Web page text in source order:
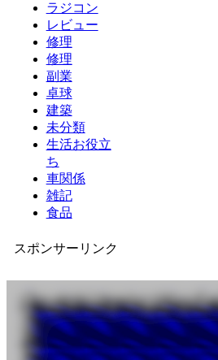
ラジコン
レビュー
修理
修理
副業
卓球
建築
未分類
生活お役立
ち
車関係
雑記
食品
スポンサーリンク